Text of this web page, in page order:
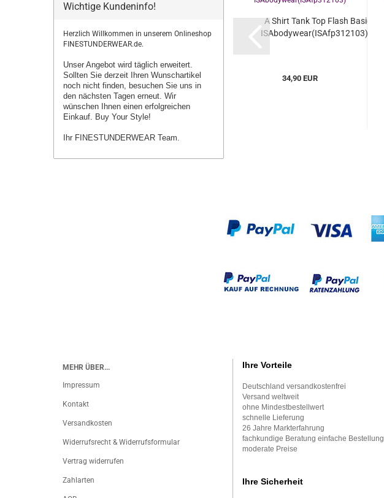
A Shirt Tank Top Flash Basic
ISAbodywear(ISAfp312103)...
34,90 EUR
Wichtige Kundeninfo!
Herzlich Willkommen in unserem Onlineshop
FINESTUNDERWEAR.de.
Unser Angebot wird täglich erweitert.
Sollten Sie derzeit Ihren Wunschartikel
noch nicht finden, besuchen Sie uns in
den nächsten Tagen erneut. Wir
wünschen Ihnen einen erfolgreichen
Einkauf. Buy Your Style!
Ihr FINESTUNDERWEAR Team.
MEHR ÜBER...
Impressum
Kontakt
Versandkosten
Widerrufsrecht & Widerrufsformular
Vertrag widerrufen
Zahlarten
Ihre Vorteile
Deutschland versandkostenfrei
Versand weltweit
ohne Mindestbestellwert
schnelle Lieferung
26 Jahre Markterfahrung
fachkundige Beratung einfache Bestellung
moderate Preise
Ihre Sicherheit